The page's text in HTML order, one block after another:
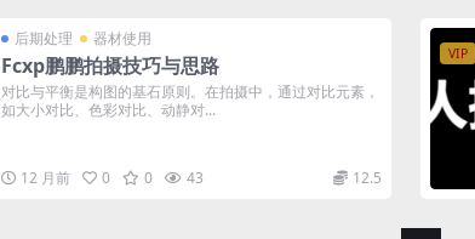
后期处理 器材使用
Fcxp鹏鹏拍摄技巧与思路
对比与平衡是构图的基石原则。在拍摄中，通过对比元素，
如大小对比、色彩对比、动静对...
12 月前 0 0 43 12.5
VIP